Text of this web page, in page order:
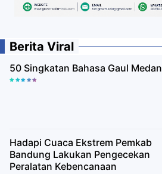
Berita Viral
50 Singkatan Bahasa Gaul Medan
Hadapi Cuaca Ekstrem Pemkab
Bandung Lakukan Pengecekan
Peralatan Kebencanaan